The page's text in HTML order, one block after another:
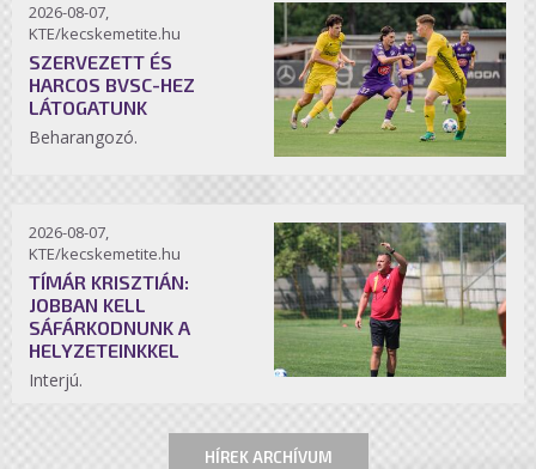
2026-08-07,
KTE/kecskemetite.hu
SZERVEZETT ÉS
HARCOS BVSC-HEZ
LÁTOGATUNK
Beharangozó.
2026-08-07,
KTE/kecskemetite.hu
TÍMÁR KRISZTIÁN:
JOBBAN KELL
SÁFÁRKODNUNK A
HELYZETEINKKEL
Interjú.
HÍREK ARCHÍVUM